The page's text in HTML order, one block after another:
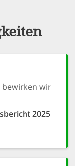
bewirken wir
2025